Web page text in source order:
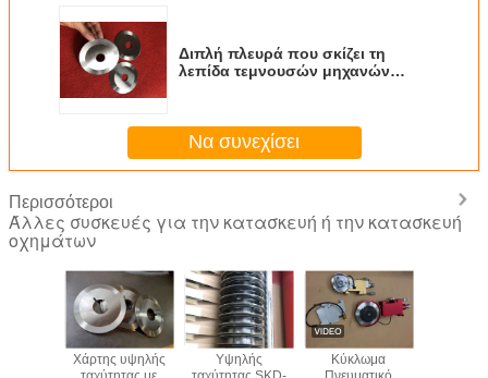
Διπλή πλευρά που σκίζει τη
λεπίδα τεμνουσών μηχανών
Να συνεχίσει
Περισσότεροι
Άλλες συσκευές για την κατασκευή ή την κατασκευή
οχημάτων
Χάρτης υψηλής
Υψηλής
Κύκλωμα